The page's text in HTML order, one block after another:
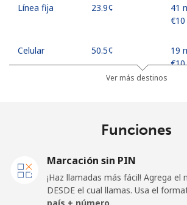
Línea fija ⁦23.9¢⁩
41
⁦€10⁩
Celular ⁦50.5¢⁩
19
⁦€10⁩
⁦73.9¢⁩
13
Celular
⁦€10⁩
Ver más destinos
Funciones
Marcación sin PIN
¡Haz llamadas más fácil! Agrega
DESDE el cual llamas. Usa el